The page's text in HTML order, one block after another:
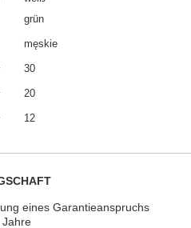
grün
męskie
30
20
12
eines Garantieanspruchs
Jahre